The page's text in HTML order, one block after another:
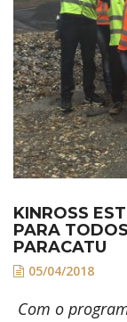
KINROSS
PARA
PARACATU
05/04/2018
Com o